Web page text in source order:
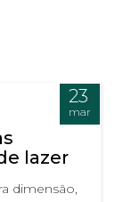
23
mar
lazer
dimensão,